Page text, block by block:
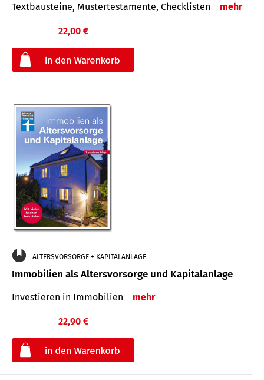
Textbausteine, Mustertestamente, Checklisten mehr
22,00 €
ALTERSVORSORGE + KAPITALANLAGE
Immobilien als Altersvorsorge und Kapitalanlage
Investieren in Immobilien mehr
22,90 €